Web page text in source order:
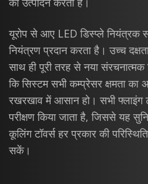
यूरोप से आए LED डिस्प्ले नियंत्रक
नियंत्रण प्रदान करता है। उच्च
साथ ही पूरी तरह से नया
कि सिस्टम सभी कम्प्रेसर क्षमता
रखरखाव में आसान हो। सभी फ्लाइंग
परीक्षण किया जाता है, जिससे यह
कूलिंग टॉवर्स हर प्रकार की
सकें।